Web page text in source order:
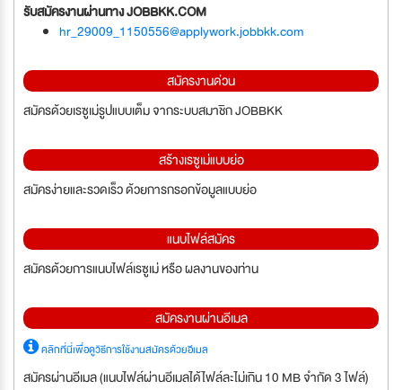
รับสมัครงานผ่านทาง JOBBKK.COM
hr_29009_1150556@applywork.jobbkk.com
สมัครงานด่วน
สมัครด้วยเรซูเม่รูปแบบเต็ม จากระบบสมาชิก JOBBKK
สร้างเรซูเม่แบบย่อ
สมัครง่ายและรวดเร็ว ด้วยการกรอกข้อมูลแบบย่อ
แนบไฟล์สมัคร
สมัครด้วยการแนบไฟล์เรซูเม่ หรือ ผลงานของท่าน
สมัครงานผ่านอีเมล
คลิกที่นี่เพื่อดูวิธีการใช้งานสมัครด้วยอีเมล
สมัครผ่านอีเมล (แนบไฟล์ผ่านอีเมลได้ไฟล์ละไม่เกิน 10 MB จำกัด 3 ไฟล์)